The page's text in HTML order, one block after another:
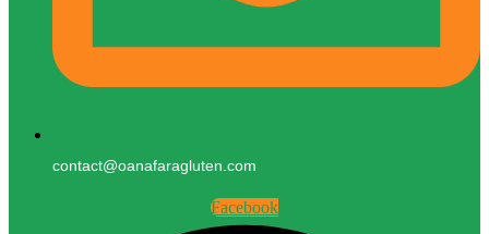
contact@oanafaragluten.com
Facebook